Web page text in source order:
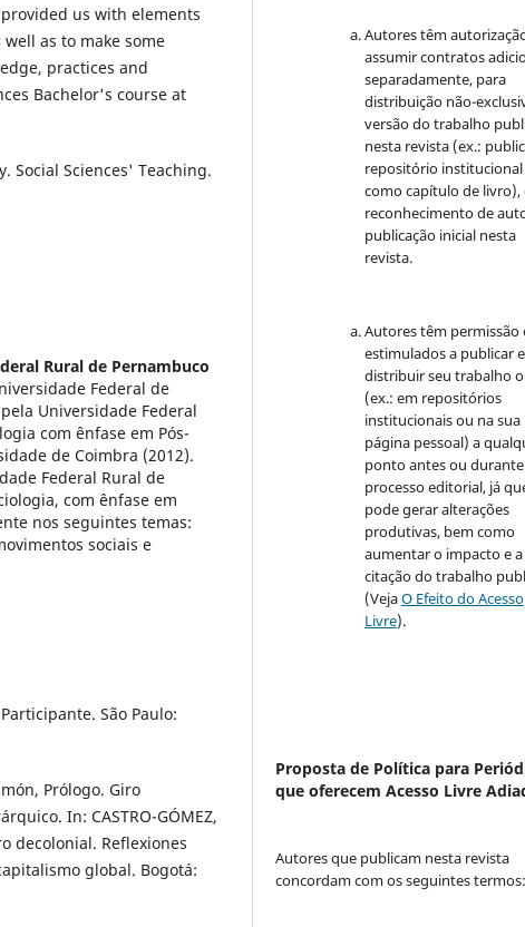
us with elements
as to make some
practices and
Bachelor's course at
Social Sciences' Teaching.
Rural de Pernambuco
Federal de
Universidade Federal
com ênfase em Pós-
de Coimbra (2012).
Federal Rural de
com ênfase em
nos seguintes temas:
sociais e
São Paulo:
Prólogo. Giro
In: CASTRO-GÓMEZ,
decolonial. Reflexiones
global. Bogotá:
Autores têm
assumir contratos
separadamente, para
distribuição não-
versão do trabalho
nesta revista (ex.:
repositório institucional
como capítulo de livro),
reconhecimento de
publicação inicial nesta
revista.
Autores têm permissão
estimulados a publicar e
distribuir seu trabalho
(ex.: em repositórios
institucionais ou na sua
página pessoal) a
ponto antes ou
processo editorial, já
pode gerar alterações
produtivas, bem como
aumentar o impacto e a
citação do trabalho
(VejaO Efeito do Acesso
Livre).
Proposta de Política para
que oferecem Acesso Livre
Autores que publicam nesta revista
concordam com os seguintes termos: